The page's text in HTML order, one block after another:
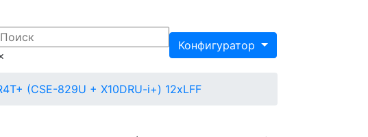
Конфигуратор
(CSE-829U + X10DRU-i+) 12xLFF